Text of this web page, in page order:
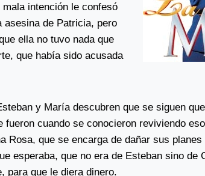
mala intención le confesó
asesina de Patricia, pero
ella no tuvo nada que
que había sido acusada
y María descubren que se siguen
fueron cuando se conocieron reviviendo
Rosa, que se encarga de dañar sus
esperaba, que no era de Esteban sino de
para que le diera dinero.